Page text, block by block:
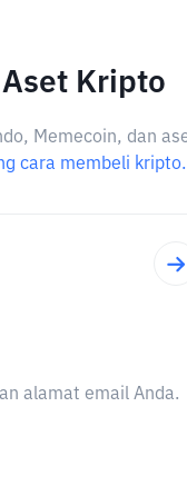
Kripto
Memecoin, dan
cara membeli kripto.
alamat email Anda.